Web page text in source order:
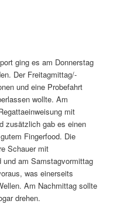
ging es am Donnerstag
Der Freitagmittag/-
und eine Probefahrt
wollte. Am
mit
zusätzlich gab es einen
Fingerfood. Die
Schauer mit
und am Samstagvormittag
was einerseits
Am Nachmittag sollte
drehen.